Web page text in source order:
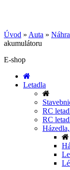
Úvod » Auta »
akumulátoru
E-shop
Letadla
RC
RC